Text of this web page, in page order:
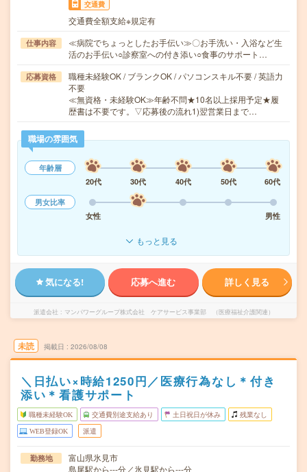
交通費
交通費全額支給※規定有
仕事内容
≪病院でちょっとしたお手伝い≫〇お手洗い・入浴など生
活のお手伝い○診察室への付き添い○食事のサポート…
応募資格
職種未経験OK / ブランクOK / パソコンスキル不要 / 英語力
不要
≪無資格・未経験OK≫年齢不問★10名以上採用予定★履
歴書は不要です。▽応募後の流れ1)翌営業日まで…
職場の雰囲気
年齢層
20代
30代 40代 50代
60代
男女比率
女性
男性
もっと見る
気になる! 応募へ進む 詳しく見る
派遣会社 マンパワーグループ株式会社 ケアサービス事業部 （医療福祉介護関連）
未読 掲載日 2026/08/08
＼日払い×時給1250円／医療行為なし＊付き
添い＊看護サポート
職種未経験OK 交通費別途支給あり 土日祝日が休み 残業なし
WEB登録OK 派遣
勤務地
富山県氷見市
島尾駅から---分／氷見駅から---分